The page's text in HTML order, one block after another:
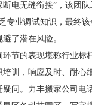
电无缝衔接”，该团
专业调试知识，最终
了潜在风险。
环节的表现堪称行业标
训，响应及时、耐心
问。力丰搬家公司电